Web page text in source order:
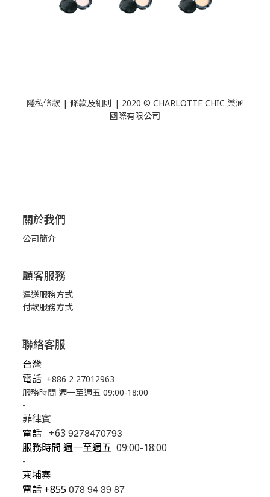
隱私條款| 條款及細則 | 2020 © CHARLOTTE CHIC 樂涵
國際有限公司
關於我們
公司簡介
顧客服務
運送服務方式
付款服務方式
聯絡客服
台灣
電話 +886 2 27012963
服務時間 週一至週五 09:00-18:00
-
菲律賓
電話 +63 9278470793
服務時間 週一至週五 09:00-18:00
-
柬埔寨
電話 +855078 94 39 87